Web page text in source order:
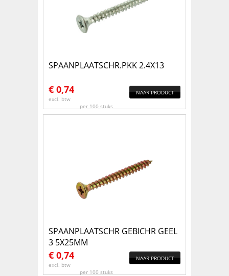
SPAANPLAATSCHR.PKK 2.4X13
€ 0,74
excl. btw
per 100 stuks
NAAR PRODUCT
SPAANPLAATSCHR GEBICHR GEEL
3 5X25MM
€ 0,74
excl. btw
per 100 stuks
NAAR PRODUCT